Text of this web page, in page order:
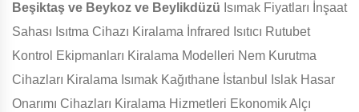
Beşiktaş ve Beykoz ve Beylikdüzü Isımak Fiyatları İnşaat
Sahası Isıtma Cihazı Kiralama İnfrared Isıtıcı Rutubet
Kontrol Ekipmanları Kiralama Modelleri Nem Kurutma
Cihazları Kiralama Isımak Kağıthane İstanbul Islak Hasar
Onarımı Cihazları Kiralama Hizmetleri Ekonomik Alçı